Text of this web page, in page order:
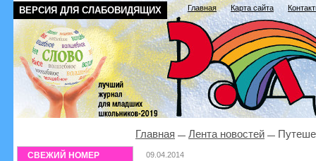
ВЕРСИЯ ДЛЯ СЛАБОВИДЯЩИХ Главная Карта сайта
СВЕЖИЙ НОМЕР
Главная Лента новостей
09.04.2014